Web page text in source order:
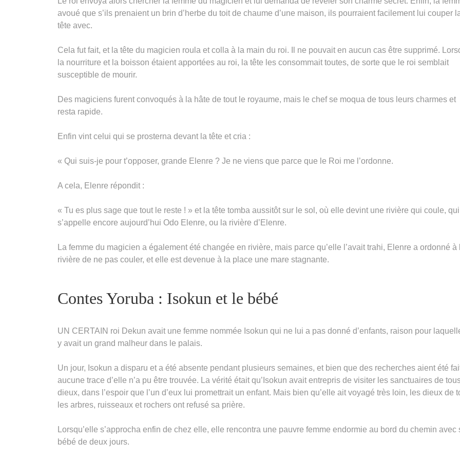
avoué que s’ils prenaient un brin d’herbe du toit de chaume d’une maison, ils pourraient facilement lui couper
tête avec.
Cela fut fait, et la tête du magicien roula et colla à la main du roi. Il ne pouvait en aucun cas être supprimé.
la nourriture et la boisson étaient apportées au roi, la tête les consommait toutes, de sorte que le roi semblait
susceptible de mourir.
Des magiciens furent convoqués à la hâte de tout le royaume, mais le chef se moqua de tous leurs charmes et
resta rapide.
Enfin vint celui qui se prosterna devant la tête et cria :
« Qui suis-je pour t’opposer, grande Elenre ? Je ne viens que parce que le Roi me l’ordonne.
A cela, Elenre répondit :
« Tu es plus sage que tout le reste ! » et la tête tomba aussitôt sur le sol, où elle devint une rivière qui coule, qui
s’appelle encore aujourd’hui Odo Elenre, ou la rivière d’Elenre.
La femme du magicien a également été changée en rivière, mais parce qu’elle l’avait trahi, Elenre a ordonné à
rivière de ne pas couler, et elle est devenue à la place une mare stagnante.
Contes Yoruba : Isokun et le bébé
UN CERTAIN roi Dekun avait une femme nommée Isokun qui ne lui a pas donné d’enfants, raison pour
y avait un grand malheur dans le palais.
Un jour, Isokun a disparu et a été absente pendant plusieurs semaines, et bien que des recherches aient été
aucune trace d’elle n’a pu être trouvée. La vérité était qu’Isokun avait entrepris de visiter les sanctuaires de
dieux, dans l’espoir que l’un d’eux lui promettrait un enfant. Mais bien qu’elle ait voyagé très loin, les dieux de
les arbres, ruisseaux et rochers ont refusé sa prière.
Lorsqu’elle s’approcha enfin de chez elle, elle rencontra une pauvre femme endormie au bord du chemin avec
bébé de deux jours.